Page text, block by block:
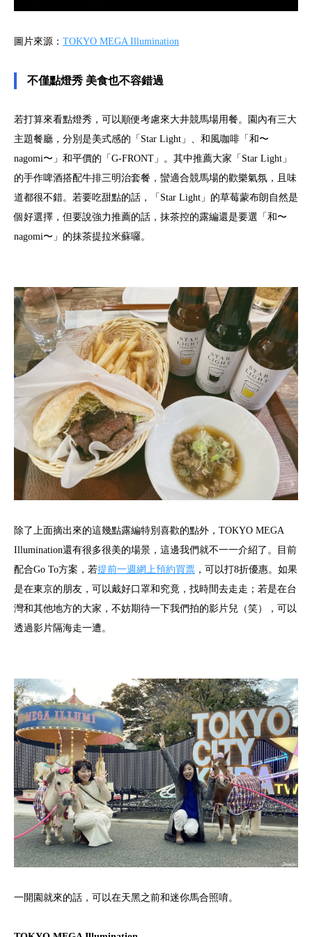
圖片來源： TOKYO MEGA Illumination
不僅點燈秀 美食也不容錯過
若打算來看點燈秀，可以順便考慮來大井競馬場用餐。園內有三大
主題餐廳，分別是美式感的「Star Light」、和風咖啡「和〜
nagomi〜」和平價的「G-FRONT」。其中推薦大家「Star Light」
的手作啤酒搭配牛排三明治套餐，蠻適合競馬場的歡樂氣氛，且味
道都很不錯。若要吃甜點的話，「Star Light」的草莓蒙布朗自然是
個好選擇，但要說強力推薦的話，抹茶控的露編還是要選「和〜
nagomi〜」的抹茶提拉米蘇囉。
除了上面摘出來的這幾點露編特別喜歡的點外，TOKYO MEGA
Illumination還有很多很美的場景，這邊我們就不一一介紹了。目前
配合Go To方案，若提前一週網上預約買票 ，可以打8折優惠。如果
是在東京的朋友，可以戴好口罩和究竟，找時間去走走；若是在台
灣和其他地方的大家，不妨期待一下我們拍的影片兒（笑），可以
透過影片隔海走一遭。
一開園就來的話，可以在天黑之前和迷你馬合照唷。